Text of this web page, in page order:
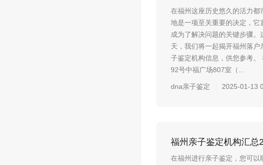
在福州这座历史悠久的活力
地是一项至关重要的决定，
成为了解决问题的关键步骤
天，我们将一起揭开福州落
子鉴定机构信息，供您参考
92号中福广场807室（...
dna亲子鉴定 2025-01-13
福州亲子鉴定机构汇总
在福州进行亲子鉴定，您可